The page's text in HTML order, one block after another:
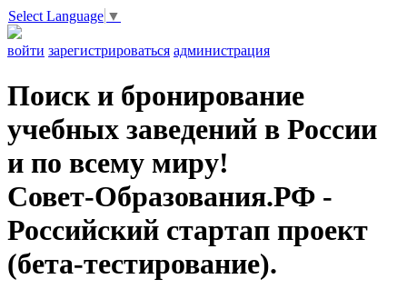
Select Language ▼
войти зарегистрироваться администрация
Поиск и бронирование
учебных заведений в России
и по всему миру!
Совет-Образования.РФ -
Российский стартап проект
(бета-тестирование).